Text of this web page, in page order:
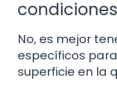
No, es mejor
específicos
superficie en la